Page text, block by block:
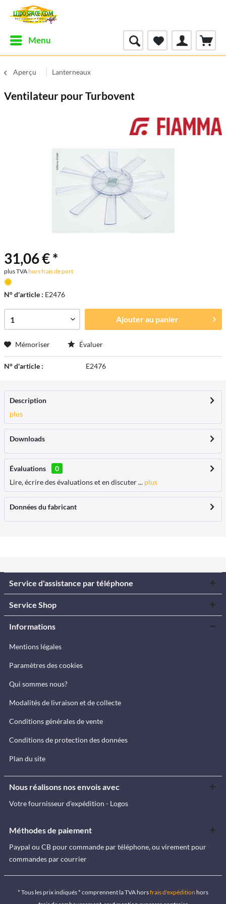
Menu
Aperçu Lanterneaux
Ventilateur pour Turbovent
31,06 € *
plus TVAhors frais de port
N° d'article : E2476
Ajouter au panier
Mémoriser Évaluer
N° d'article : E2476
Description
plus
Downloads
Évaluations
0
Lire, écrire des évaluations et en discuter ... plus
Données du fabricant
Service d'assistance par téléphone
Service Shop
Informations
Mentions légales
Paramètres des cookies
Qui sommes nous?
Modalités de livraison et de collecte
Conditions générales de vente
Conditions de protection des données
Plan du site
Nous réalisons nos envois avec
Votre fournisseur d'expédition - Logos
Méthodes de paiement
Paypal ou CB pour commande par téléphone, ou virement pour
commandes par courrier
* Tous les prix indiqués * comprennent la TVA horsfrais d'expédition hors